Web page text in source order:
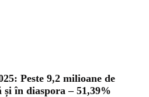
Peste 9,2 milioane de
în diaspora – 51,39%